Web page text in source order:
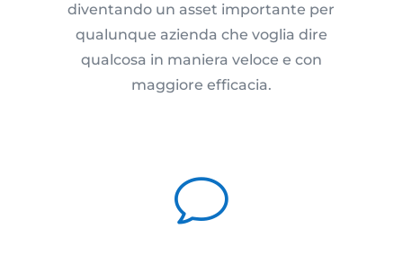
diventando un asset importante per
qualunque azienda che voglia dire
qualcosa in maniera veloce e con
maggiore efficacia.
v